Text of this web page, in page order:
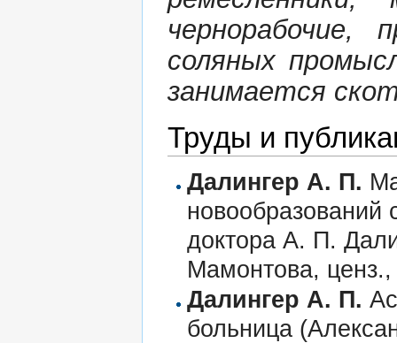
чернорабочие,
соляных
занимается
Труды и
Далингер А. П.
новообразований
доктора А. П.
Мамонтова,
Далингер А. П.
больница